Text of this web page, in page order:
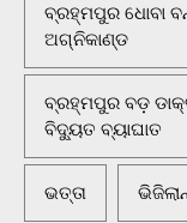
ବ୍ରହ୍ମପୁର ଧୋବା
ଅଗ୍ନିକାଣ୍ଡ
ବ୍ରହ୍ମପୁର ବଡ଼
ବିଦ୍ୟୁତ ବ୍ୟାଘାତ
ଭତ୍ତା